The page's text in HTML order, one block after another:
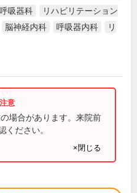
呼吸器科
リハビリテーション
脳神経内科 呼吸器内科
リ
)
場合があります。来院前
ください。
×閉じる